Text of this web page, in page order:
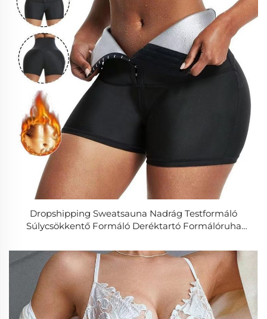
Dropshipping Sweatsauna Nadrág Testformáló
Súlycsökkentő Formáló Deréktartó Formálóruha
Fitness Edzéshez